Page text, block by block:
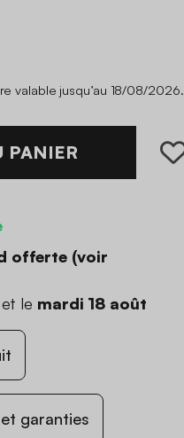
valable jusqu’au 18/08/2026.
PANIER
offerte (voir
et le mardi 18 août
garanties